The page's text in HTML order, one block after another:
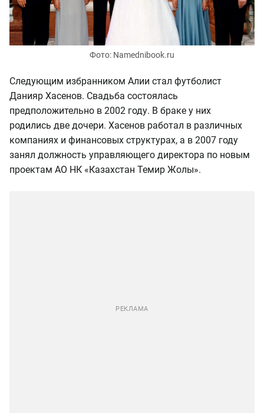
Фото: Namednibook.ru
Следующим избранником Алии стал футболист
Данияр Хасенов. Свадьба состоялась
предположительно в 2002 году. В браке у них
родились две дочери. Хасенов работал в различных
компаниях и финансовых структурах, а в 2007 году
занял должность управляющего директора по новым
проектам АО НК «Казахстан Темир Жолы».